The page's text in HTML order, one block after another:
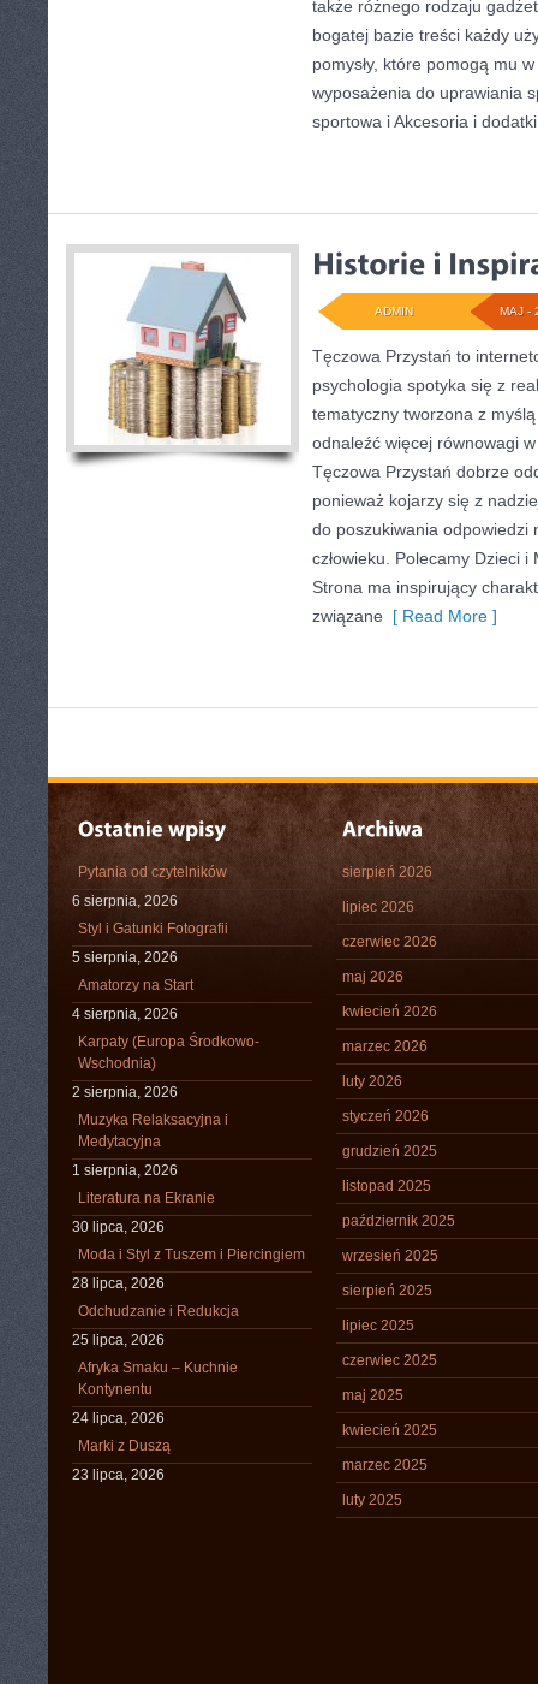
także różnego rodzaju
bogatej bazie treści każdy
pomysły, które pomogą mu
wyposażenia do uprawiania
sportowa i Akcesoria i
MAJ -
ADMIN
Tęczowa Przystań to
psychologia spotyka się z
tematyczny tworzona z
odnaleźć więcej równowagi
Tęczowa Przystań dobrze
ponieważ kojarzy się z
do poszukiwania odpowiedzi
człowieku. Polecamy Dzieci i
Strona ma inspirujący
związane [ Read More ]
Pytania od czytelników
6 sierpnia, 2026
Styl i Gatunki Fotografii
5 sierpnia, 2026
Amatorzy na Start
4 sierpnia, 2026
Karpaty (Europa Środkowo-
Wschodnia)
2 sierpnia, 2026
Muzyka Relaksacyjna i
Medytacyjna
1 sierpnia, 2026
Literatura na Ekranie
30 lipca, 2026
Moda i Styl z Tuszem i Piercingiem
28 lipca, 2026
Odchudzanie i Redukcja
25 lipca, 2026
Afryka Smaku – Kuchnie
Kontynentu
24 lipca, 2026
Marki z Duszą
23 lipca, 2026
sierpień 2026
lipiec 2026
czerwiec 2026
maj 2026
kwiecień 2026
marzec 2026
luty 2026
styczeń 2026
grudzień 2025
listopad 2025
październik 2025
wrzesień 2025
sierpień 2025
lipiec 2025
czerwiec 2025
maj 2025
kwiecień 2025
marzec 2025
luty 2025